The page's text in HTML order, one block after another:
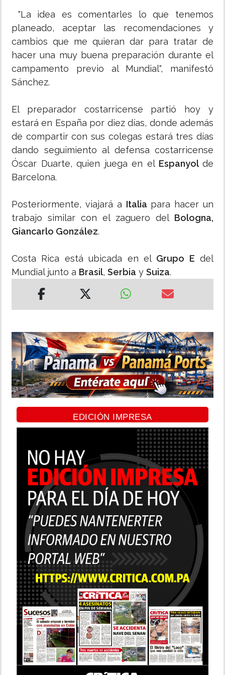
"La idea es comentarles lo que tenemos
planeado, aceptar las recomendaciones y
cambios que me quieran dar para tratar de
hacer una muy buena preparación durante el
campamento previo al Mundial", manifestó
Sánchez.
El preparador costarricense partió hoy y
estará en España por diez días, donde además
de compartir con sus colegas estará tres días
dando seguimiento al defensa costarricense
Óscar Duarte, quien juega en el Espanyolde
Barcelona.
Posteriormente, viajará a Italia para hacer un
trabajo similar con el zaguero del Bologna,
Giancarlo González.
Costa Rica está ubicada en el Grupo E del
Mundial junto a Brasil, Serbia y Suiza.
EDICIÓN IMPRESA